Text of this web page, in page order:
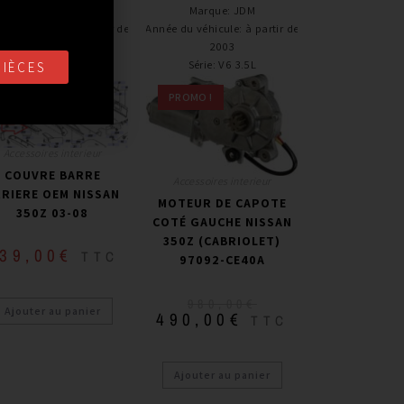
à partir de
Série:
COUVRE BARRE
OEM NISSAN
350Z 03-08
€ TTC
Ajouter au panier
Marque: JDM
Année du véhicule: à partir de
2003
Série:V6 3.5L
PROMO !
MOTEUR DE CAPOTE
COTÉ GAUCHE NISSAN
350Z (CABRIOLET)
97092-CE40A
490,00 € TTC
Ajouter au panier